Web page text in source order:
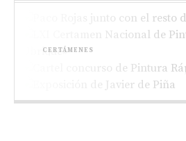
Paco Rojas premiado en el
Pintura de Alboraya 2026
CERTÁMENES
Bases del LXI Certamen
«Villa de Ubrique»
Bases del XV Concurso de